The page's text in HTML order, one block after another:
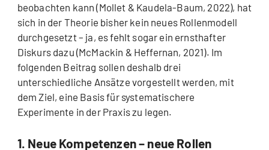
beobachten kann (Mollet & Kaudela-Baum, 2022), hat
sich in der Theorie bisher kein neues Rollenmodell
durchgesetzt – ja, es fehlt sogar ein ernsthafter
Diskurs dazu (McMackin & Heffernan, 2021). Im
folgenden Beitrag sollen deshalb drei
unterschiedliche Ansätze vorgestellt werden, mit
dem Ziel, eine Basis für systematischere
Experimente in der Praxis zu legen.
1. Neue Kompetenzen – neue Rollen